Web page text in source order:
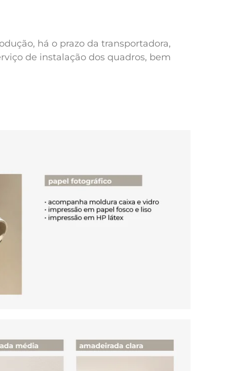
há o prazo da transportadora,
de instalação dos quadros, bem